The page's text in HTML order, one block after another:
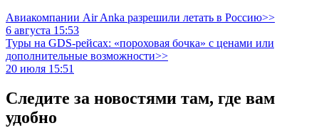
Авиакомпании Air Anka разрешили летать в Россию>>
6 августа 15:53
Туры на GDS-рейсах: «пороховая бочка» с ценами или
дополнительные возможности>>
20 июля 15:51
Следите за новостями там, где вам
удобно